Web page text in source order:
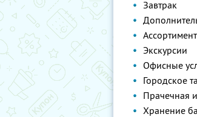
Завтрак
Экскурсии
Офисные
Городское
Прачечная
Хранение